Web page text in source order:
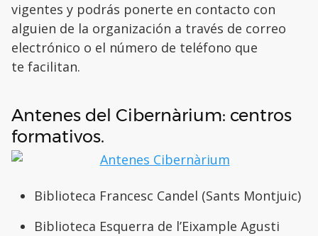
vigentes y podrás ponerte en contacto con
alguien de la organización a través de correo
electrónico o el número de teléfono que
te facilitan.
Antenes del Cibernàrium: centros
formativos.
Biblioteca Francesc Candel (Sants Montjuic)
Biblioteca Esquerra de l’Eixample Agusti